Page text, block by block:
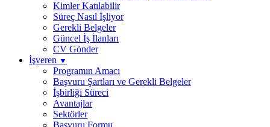
Kimler Katılabilir
Süreç Nasıl İşliyor
Gerekli Belgeler
Güncel İş İlanları
CV Gönder
İşveren ▼
Programın Amacı
Başvuru Şartları ve Gerekli Belgeler
İşbirliği Süreci
Avantajlar
Sektörler
Başvuru Formu